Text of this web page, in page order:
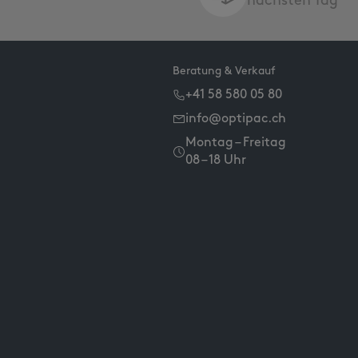
Beratung & Verkauf
+41 58 580 05 80
info@optipac.ch
Montag – Freitag
08 – 18 Uhr